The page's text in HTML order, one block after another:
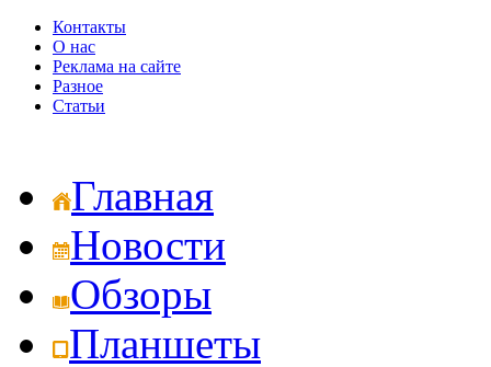
Контакты
О нас
Реклама на сайте
Разное
Статьи
Главная
Новости
Обзоры
Планшеты